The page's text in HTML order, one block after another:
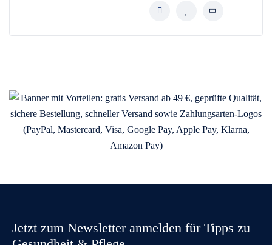
Jetzt zum Newsletter anmelden für Tipps zu